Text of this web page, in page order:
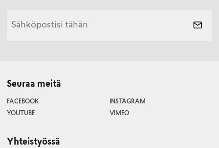
Seuraa meitä
FACEBOOK
INSTAGRAM
YOUTUBE
VIMEO
Yhteistyössä